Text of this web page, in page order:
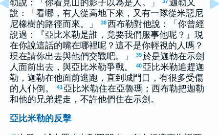
勒說：「你看見山的影子以為是人。」
迦勒又
說：「看哪，有人從高地下來，又有一隊從米惡尼
尼橡樹的路徑而來。」
38西布勒對他說：「你曾經
說過：『亞比米勒是誰，竟要我們服事他呢？』現
在你說這話的嘴在哪裡呢？這不是你輕視的人嗎？
現在請你出去與他們交戰吧。」
39於是迦勒在示劍
人面前出去，與亞比米勒爭戰。
40亞比米勒追趕迦
勒，迦勒在他面前逃跑，直到城門口，有很多受傷
的人仆倒。
41亞比米勒住在亞魯瑪；西布勒把迦勒
和他的兄弟趕走，不許他們住在示劍。
亞比米勒的反擊